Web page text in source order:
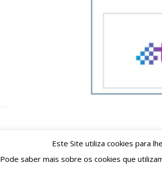
© Copyright TIpografia M. Pinto da Cunha Lda. All
Este Site utiliza cookies para
Pode saber mais sobre os cookies que